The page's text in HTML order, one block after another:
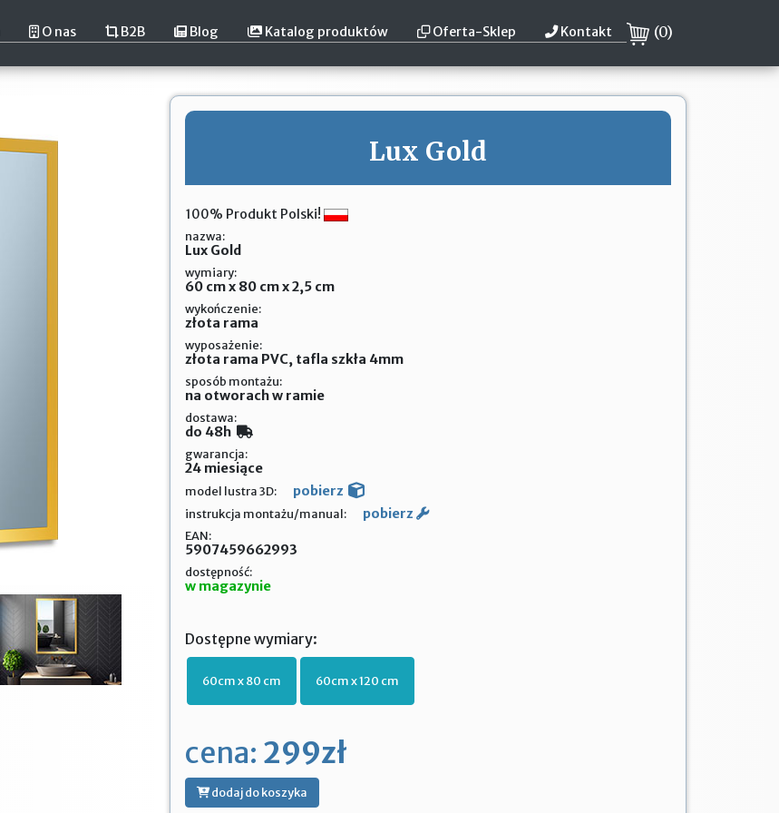
O nas B2B Blog Katalog produktów Oferta-Sklep Kontakt (0)
Lux Gold
100% Produkt Polski!
nazwa:
Lux Gold
wymiary:
60 cm x 80 cm x 2,5 cm
wykończenie:
złota rama
wyposażenie:
złota rama PVC, tafla szkła 4mm
sposób montażu:
na otworach w ramie
dostawa:
do 48h
gwarancja:
24 miesiące
model lustra 3D: pobierz
instrukcja montażu/manual: pobierz
EAN:
5907459662993
dostępność:
w magazynie
Dostępne wymiary:
60cm x 80 cm 60cm x 120 cm
cena: 299zł
dodaj do koszyka